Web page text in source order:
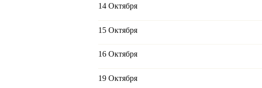
14 Октября
15 Октября
16 Октября
19 Октября